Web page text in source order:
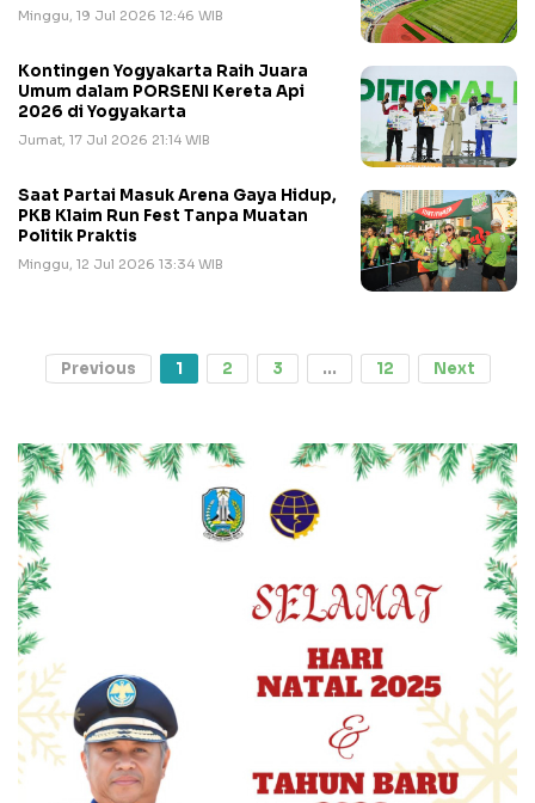
Minggu, 19 Jul 2026 12:46 WIB
Kontingen Yogyakarta Raih Juara
Umum dalam PORSENI Kereta Api
2026 di Yogyakarta
Jumat, 17 Jul 2026 21:14 WIB
Saat Partai Masuk Arena Gaya Hidup,
PKB Klaim Run Fest Tanpa Muatan
Politik Praktis
Minggu, 12 Jul 2026 13:34 WIB
Previous 1 2 3 ... 12 Next